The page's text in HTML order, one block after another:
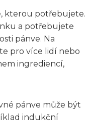
kterou potřebujete.
a potřebujete
pánve. Na
pro více lidí nebo
ingrediencí,
pánve může být
indukční